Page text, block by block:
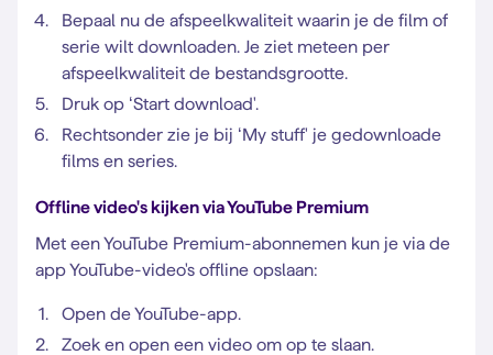
Bepaal nu de afspeelkwaliteit waarin je de film of
serie wilt downloaden. Je ziet meteen per
afspeelkwaliteit de bestandsgrootte.
Druk op ‘Start download'.
Rechtsonder zie je bij ‘My stuff' je gedownloade
films en series.
Offline video's kijken via YouTube Premium
Met een YouTube Premium-abonnemen kun je via de
app YouTube-video's offline opslaan:
Open de YouTube-app.
Zoek en open een video om op te slaan.